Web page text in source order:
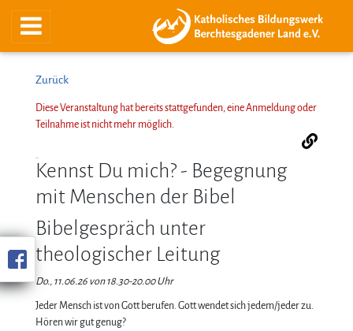
Zurück
Diese Veranstaltung hat bereits stattgefunden, eine Anmeldung oder
Teilnahme ist nicht mehr möglich.
Kennst Du mich? - Begegnung
mit Menschen der Bibel
Bibelgespräch unter
theologischer Leitung
Do., 11.06.26 von 18.30-20.00 Uhr
Jeder Mensch ist von Gott berufen. Gott wendet sich jedem/jeder zu.
Hören wir gut genug?